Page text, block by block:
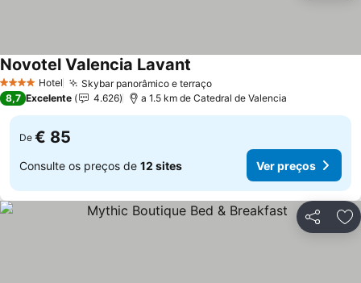
4 EstrelasHotel Skybar panorâmico e terraçoVer preços
Novotel Valencia Lavant
8,7 Excelente 4.626 a 1.5 km de Catedral de Valencia
De € 85
Consulte os preços de 12 sites Ver preços
Partilhar